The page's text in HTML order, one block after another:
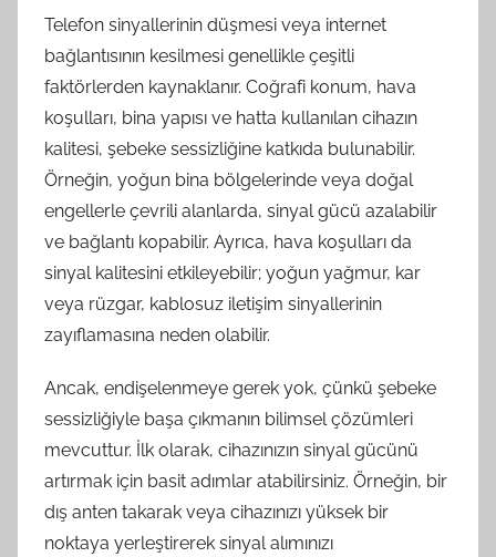
Telefon sinyallerinin düşmesi veya internet
bağlantısının kesilmesi genellikle çeşitli
faktörlerden kaynaklanır. Coğrafi konum, hava
koşulları, bina yapısı ve hatta kullanılan cihazın
kalitesi, şebeke sessizliğine katkıda bulunabilir.
Örneğin, yoğun bina bölgelerinde veya doğal
engellerle çevrili alanlarda, sinyal gücü azalabilir
ve bağlantı kopabilir. Ayrıca, hava koşulları da
sinyal kalitesini etkileyebilir; yoğun yağmur, kar
veya rüzgar, kablosuz iletişim sinyallerinin
zayıflamasına neden olabilir.
Ancak, endişelenmeye gerek yok, çünkü şebeke
sessizliğiyle başa çıkmanın bilimsel çözümleri
mevcuttur. İlk olarak, cihazınızın sinyal gücünü
artırmak için basit adımlar atabilirsiniz. Örneğin, bir
dış anten takarak veya cihazınızı yüksek bir
noktaya yerleştirerek sinyal alımınızı